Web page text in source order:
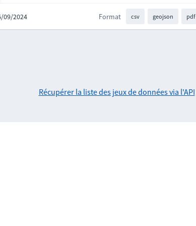
09/2024 Format csv geojson pdf
Récupérer la liste des jeux de données via l'API